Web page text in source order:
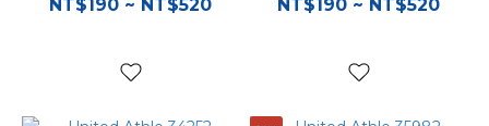
NT$190 ~ NT$520 NT$190 ~ NT$520